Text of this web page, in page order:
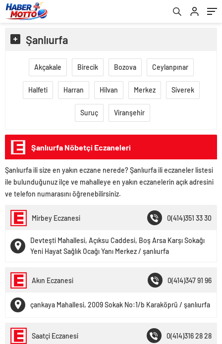
Şanlıurfa
Akçakale Birecik Bozova Ceylanpınar
Halfeti Harran Hilvan Merkez Siverek
Suruç Viranşehir
Şanlıurfa Nöbetçi Eczaneleri
Şanlıurfa ili size en yakın eczane nerede? Şanlıurfa ili eczaneler listesi
ile bulunduğunuz ilçe ve mahalleye en yakın eczanelerin açık adresini
ve telefon numarasını öğrenebilirsiniz.
Mirbey Eczanesi 0(414)351 33 30
Devteşti Mahallesi, Açıksu Caddesi, Boş Arsa Karşı Sokağı
Yeni Hayat Sağlık Ocağı Yanı Merkez / şanlıurfa
Akın Eczanesi 0(414)347 91 96
çankaya Mahallesi, 2009 Sokak No:1/b Karaköprü / şanlıurfa
Saatçi Eczanesi 0(414)316 28 28